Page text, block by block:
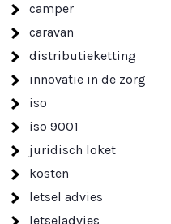
camper
caravan
distributieketting
innovatie in de zorg
iso
iso 9001
juridisch loket
kosten
letsel advies
letseladvies